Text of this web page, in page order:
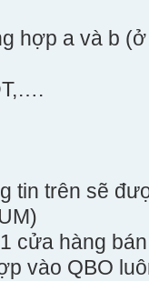
hợp a và b
tin trên sẽ
cửa hàng
vào QBO